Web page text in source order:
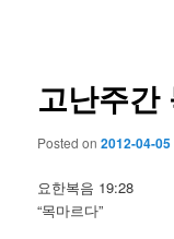
고난주간
Posted on2012-04-05
요한복음 19:28
“목마르다”